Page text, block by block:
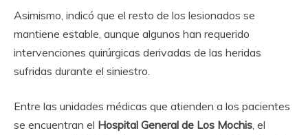
Asimismo, indicó que el resto de los lesionados se
mantiene estable, aunque algunos han requerido
intervenciones quirúrgicas derivadas de las heridas
sufridas durante el siniestro.
Entre las unidades médicas que atienden a los pacientes
se encuentran el Hospital General de Los Mochis , el